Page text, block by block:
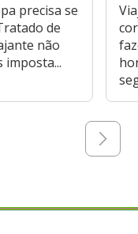
precisa se
de
não